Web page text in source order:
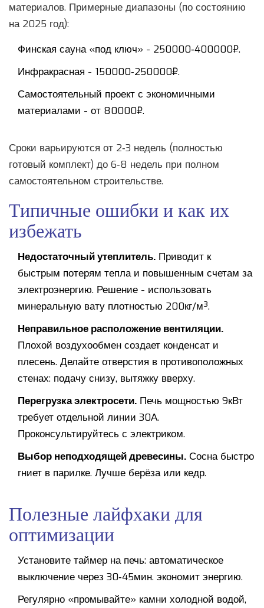
материалов. Примерные диапазоны (по состоянию
на 2025 год):
Финская сауна «под ключ» - 250000‑400000₽.
Инфракрасная - 150000‑250000₽.
Самостоятельный проект с экономичными
материалами - от 80000₽.
Сроки варьируются от 2‑3 недель (полностью
готовый комплект) до 6‑8 недель при полном
самостоятельном строительстве.
Типичные ошибки и как их
избежать
Недостаточный утеплитель. Приводит к
быстрым потерям тепла и повышенным счетам за
электроэнергию. Решение - использовать
минеральную вату плотностью 200кг/м³.
Неправильное расположение вентиляции.
Плохой воздухообмен создает конденсат и
плесень. Делайте отверстия в противоположных
стенах: подачу снизу, вытяжку вверху.
Перегрузка электросети. Печь мощностью 9кВт
требует отдельной линии 30А.
Проконсультируйтесь с электриком.
Выбор неподходящей древесины. Сосна быстро
гниет в парилке. Лучше берёза или кедр.
Полезные лайфхаки для
оптимизации
Установите таймер на печь: автоматическое
выключение через 30‑45мин. экономит энергию.
Регулярно «промывайте» камни холодной водой,